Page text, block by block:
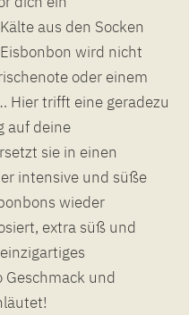
aus den Socken
wird nicht
oder einem
Hier trifft eine geradezu
auf deine
sie in einen
intensive und süße
wieder
extra süß und
Geschmack und